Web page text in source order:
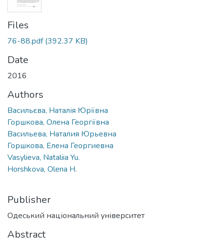
Files
76-88.pdf(392.37 KB)
Date
2016
Authors
Васильєва, Наталія Юріївна
Горшкова, Олена Георгіївна
Васильева, Наталия Юрьевна
Горшкова, Елена Георгиевна
Vasylieva, Nataliia Yu.
Horshkova, Olena H.
Publisher
Одеський національний університет
Abstract